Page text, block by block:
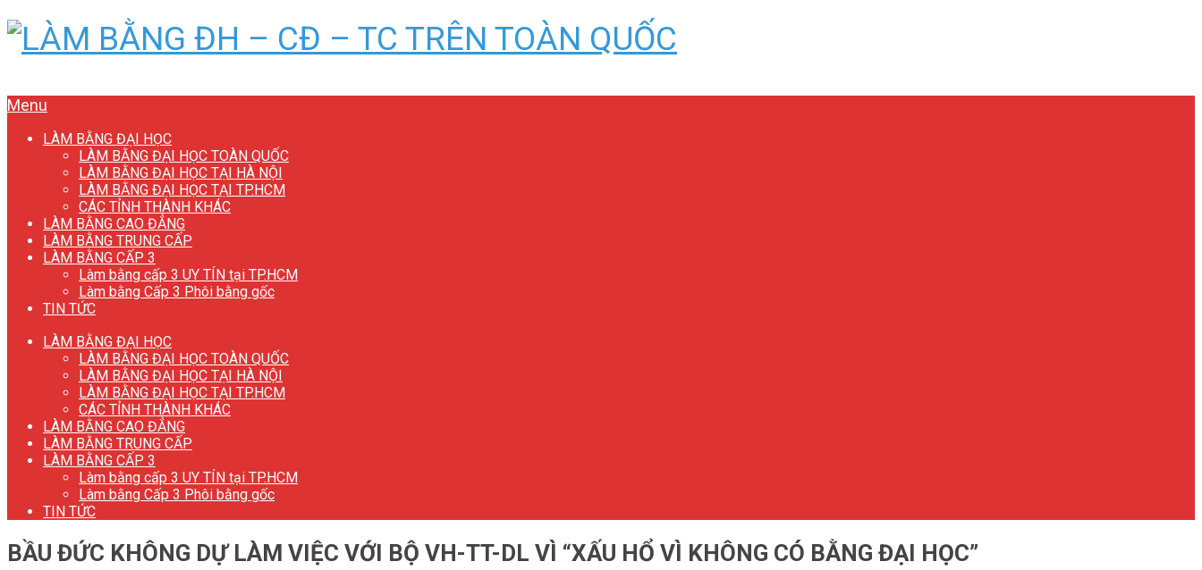
Menu
LÀM BẰNG ĐẠI HỌC
LÀM BẰNG ĐẠI HỌC TOÀN QUỐC
LÀM BẰNG ĐẠI HỌC TẠI HÀ NỘI
LÀM BẰNG ĐẠI HỌC TẠI TP.HCM
CÁC TỈNH THÀNH KHÁC
LÀM BẰNG CAO ĐẲNG
LÀM BẰNG TRUNG CẤP
LÀM BẰNG CẤP 3
Làm bằng cấp 3 UY TÍN tại TP.HCM
Làm bằng Cấp 3 Phôi bằng gốc
TIN TỨC
LÀM BẰNG ĐẠI HỌC
LÀM BẰNG ĐẠI HỌC TOÀN QUỐC
LÀM BẰNG ĐẠI HỌC TẠI HÀ NỘI
LÀM BẰNG ĐẠI HỌC TẠI TP.HCM
CÁC TỈNH THÀNH KHÁC
LÀM BẰNG CAO ĐẲNG
LÀM BẰNG TRUNG CẤP
LÀM BẰNG CẤP 3
Làm bằng cấp 3 UY TÍN tại TP.HCM
Làm bằng Cấp 3 Phôi bằng gốc
TIN TỨC
BẦU ĐỨC KHÔNG DỰ LÀM VIỆC VỚI BỘ VH-TT-DL VÌ “XẤU HỔ VÌ KHÔNG CÓ BẰNG ĐẠI HỌC”